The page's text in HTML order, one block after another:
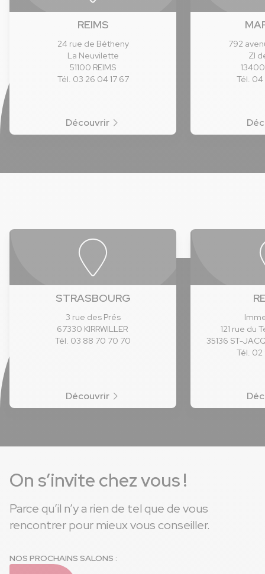
REIMS
24 rue de Bétheny
La Neuvilette
51100 REIMS
Tél. 03 26 04 17 67
Découvrir
792
ZI
Tél.
STRASBOURG
3 rue des Prés
67330 KIRRWILLER
Tél. 03 88 70 70 70
Découvrir
121 rue du
35136 ST-
Tél.
On s’invite chez vous !
Parce qu’il n’y a rien de tel que de vous
rencontrer pour mieux vous conseiller.
NOS PROCHAINS SALONS :